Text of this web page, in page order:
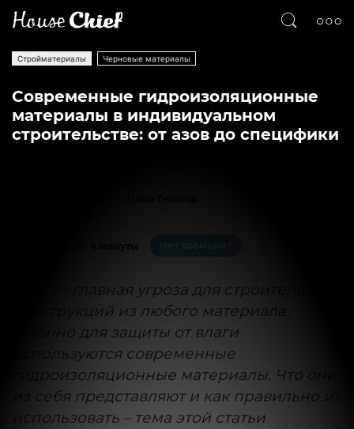
Стройматериалы Черновые материалы
Современные гидроизоляционные
материалы в индивидуальном
строительстве: от азов до специфики
4 минуты
Влага – главная угроза для строительных
конструкций из любого материала.
Именно для защиты от влаги
используются современные
гидроизоляционные материалы. Что они
из себя представляют и как правильно их
использовать – тема этой статьи